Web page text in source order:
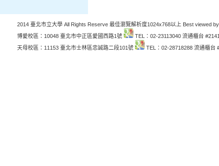
2014 臺北市立大學 All Rights Reserve 最佳瀏覽解析度1024x768以上 Best viewed
博愛校區：10048 臺北市中正區愛國西路1號
TEL：02-23113040 流通櫃台
天母校區：11153 臺北市士林區忠誠路二段101號
TEL：02-28718288 流通櫃台